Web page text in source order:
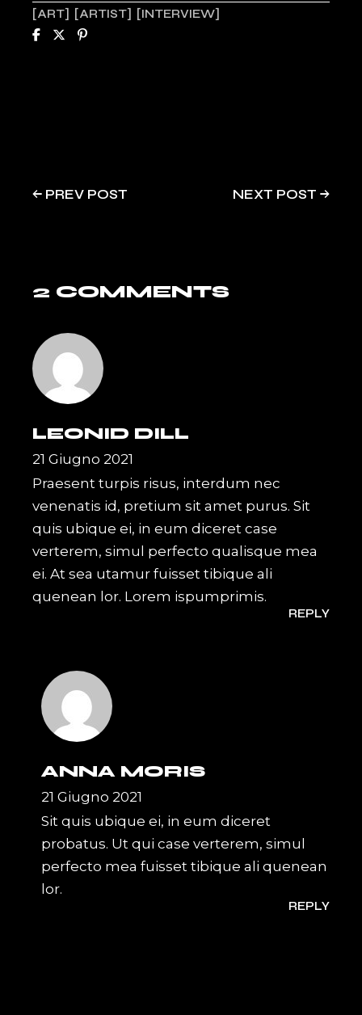
ART ARTIST INTERVIEW
PREV POST NEXT POST
2 COMMENTS
LEONID DILL
21 Giugno 2021
Praesent turpis risus, interdum nec
venenatis id, pretium sit amet purus. Sit
quis ubique ei, in eum diceret case
verterem, simul perfecto qualisque mea
ei. At sea utamur fuisset tibique ali
quenean lor. Lorem ispumprimis.
REPLY
ANNA MORIS
21 Giugno 2021
Sit quis ubique ei, in eum diceret
probatus. Ut qui case verterem, simul
perfecto mea fuisset tibique ali quenean
lor.
REPLY